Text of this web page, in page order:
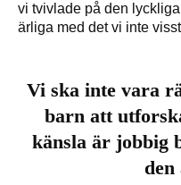
vi tvivlade på den
ärliga med det vi inte
Vi ska inte vara
barn att
känsla är jobbig